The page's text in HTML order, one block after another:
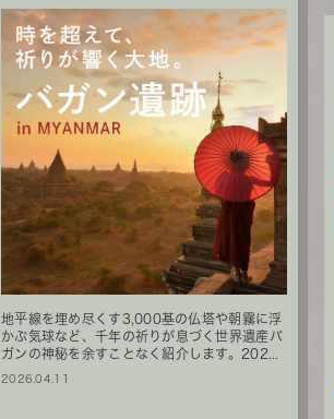
地平線を埋め尽くす3,000基の仏塔や朝霧に浮
かぶ気球など、千年の祈りが息づく世界遺産バ
ガンの神秘を余すことなく紹介します。202...
2026.04.11